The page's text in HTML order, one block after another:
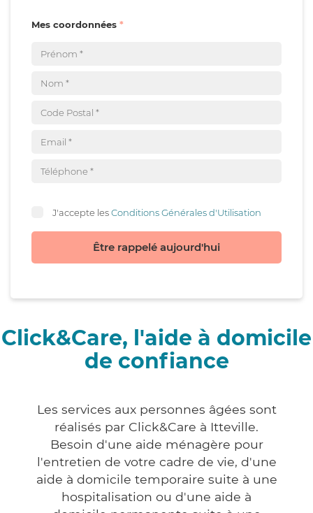
Mes coordonnées
J'accepte lesConditions Générales d'Utilisation
Être rappelé aujourd'hui
Click&Care, l'aide à domicile
de confiance
Les services aux personnes âgées sont
réalisés par Click&Care à Itteville.
Besoin d'une aide ménagère pour
l'entretien de votre cadre de vie, d'une
aide à domicile temporaire suite à une
hospitalisation ou d'une aide à